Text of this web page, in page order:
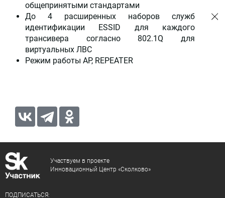
общепринятыми стандартами
До 4 расширенных наборов служб
идентификации ESSID для каждого
трансивера согласно 802.1Q для
виртуальных ЛВС
Режим работы AP, REPEATER
Участвуем в проекте
Инновационный Центр «Сколково»
ПОДПИСАТЬСЯ: